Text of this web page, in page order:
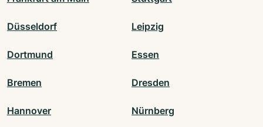
Düsseldorf Leipzig
Dortmund Essen
Bremen Dresden
Hannover Nürnberg